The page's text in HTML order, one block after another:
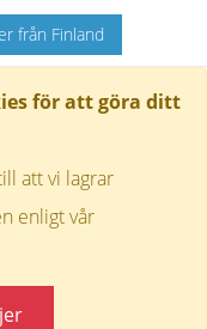
för att göra ditt
att vi lagrar
enligt vår
från Finland